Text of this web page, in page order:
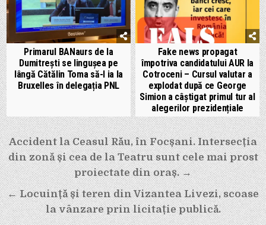
Primarul BANaurs de la
Dumitrești se lingușea pe
lângă Cătălin Toma să-l ia la
Bruxelles în delegația PNL
Fake news propagat
împotriva candidatului AUR la
Cotroceni – Cursul valutar a
explodat după ce George
Simion a câștigat primul tur al
alegerilor prezidențiale
Navigare
în
articole
Accident la Ceasul Rău, în Focșani. Intersecția
din zonă și cea de la Teatru sunt cele mai prost
proiectate din oraș. →
← Locuință și teren din Vizantea Livezi, scoase
la vânzare prin licitație publică.